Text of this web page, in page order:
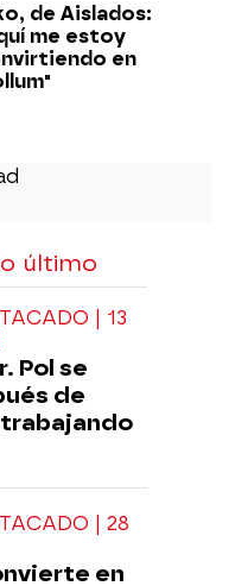
de Aislados:
me estoy
en
último
| 13
Pol se
de
| 28
en